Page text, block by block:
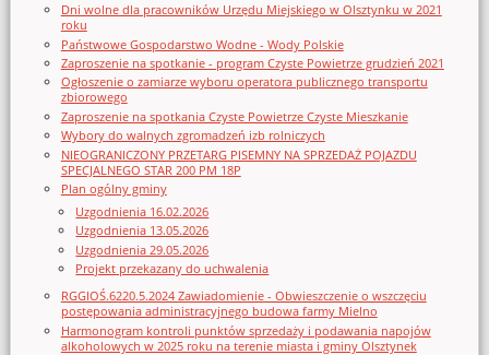
Dni wolne dla pracowników Urzędu Miejskiego w Olsztynku w 2021
roku
Państwowe Gospodarstwo Wodne - Wody Polskie
Zaproszenie na spotkanie - program Czyste Powietrze grudzień 2021
Ogłoszenie o zamiarze wyboru operatora publicznego transportu
zbiorowego
Zaproszenie na spotkania Czyste Powietrze Czyste Mieszkanie
Wybory do walnych zgromadzeń izb rolniczych
NIEOGRANICZONY PRZETARG PISEMNY NA SPRZEDAŻ POJAZDU
SPECJALNEGO STAR 200 PM 18P
Plan ogólny gminy
Uzgodnienia 16.02.2026
Uzgodnienia 13.05.2026
Uzgodnienia 29.05.2026
Projekt przekazany do uchwalenia
RGGIOŚ.6220.5.2024 Zawiadomienie - Obwieszczenie o wszczęciu
postępowania administracyjnego budowa farmy Mielno
Harmonogram kontroli punktów sprzedaży i podawania napojów
alkoholowych w 2025 roku na terenie miasta i gminy Olsztynek